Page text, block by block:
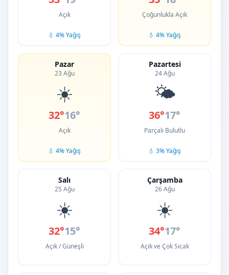
Açık
💧 4% Yağış
Çoğunlukla Açık
💧 4% Yağış
Pazar
23 Ağu
☀️
32°16°
Açık
💧 4% Yağış
Pazartesi
24 Ağu
🌤️
36°17°
Parçalı Bulutlu
💧 3% Yağış
Salı
25 Ağu
☀️
32°15°
Açık / Güneşli
Çarşamba
26 Ağu
☀️
34°17°
Açık ve Çok Sıcak